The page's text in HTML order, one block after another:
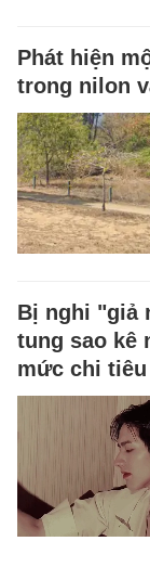
Phát hiện
trong nilon
Bị nghi "giả
tung sao kê
mức chi tiêu